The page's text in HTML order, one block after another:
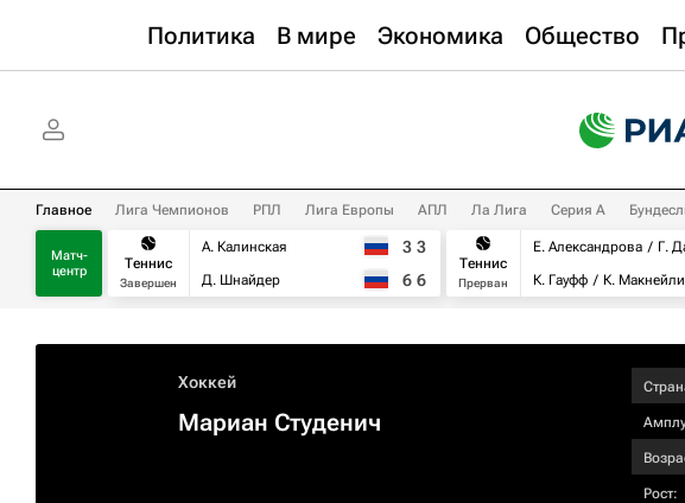
Политика В мире Экономика Общество
Главное Лига Чемпионов РПЛ Лига Европы АПЛ Ла Лига Серия А
Матч-
центр
Теннис
Завершен
А. Калинская
Д. Шнайдер
3 3
6 6
Теннис
Прерван
Е. Александрова
Г.
К. Гауфф
К. Макнейли
Хоккей
Мариан Студенич
Рост: